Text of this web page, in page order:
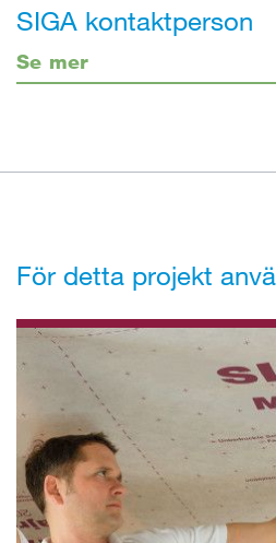
SIGA kontaktperson
Se mer
För detta projekt